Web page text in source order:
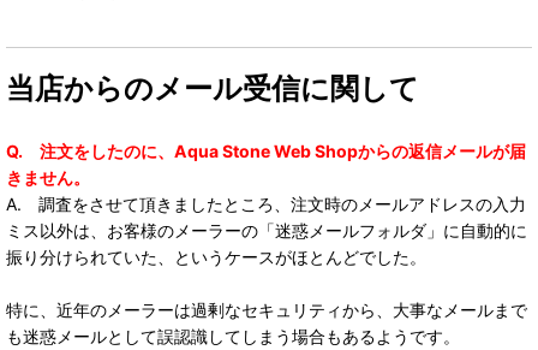
当店からのメール受信に関して
Q. 注文をしたのに、Aqua Stone Web Shopからの返信メールが届
きません。
A. 調査をさせて頂きましたところ、注文時のメールアドレスの入力
ミス以外は、お客様のメーラーの「迷惑メールフォルダ」に自動的に
振り分けられていた、というケースがほとんどでした。
特に、近年のメーラーは過剰なセキュリティから、大事なメールまで
も迷惑メールとして誤認識してしまう場合もあるようです。